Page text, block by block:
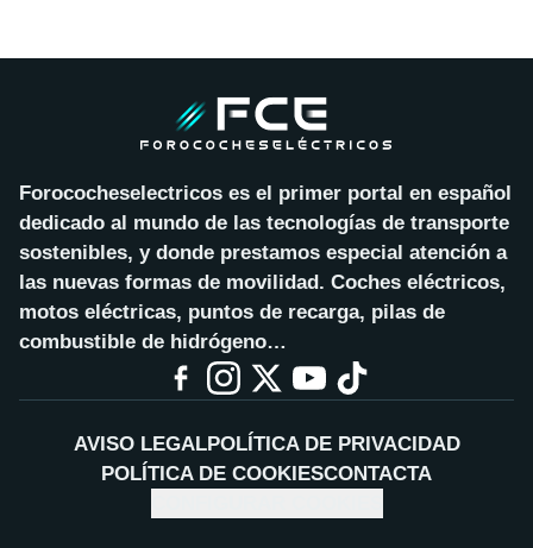
Forococheselectricos es el primer portal en español
dedicado al mundo de las tecnologías de transporte
sostenibles, y donde prestamos especial atención a
las nuevas formas de movilidad. Coches eléctricos,
motos eléctricas, puntos de recarga, pilas de
combustible de hidrógeno…
AVISO LEGALPOLÍTICA DE PRIVACIDAD
POLÍTICA DE COOKIESCONTACTA